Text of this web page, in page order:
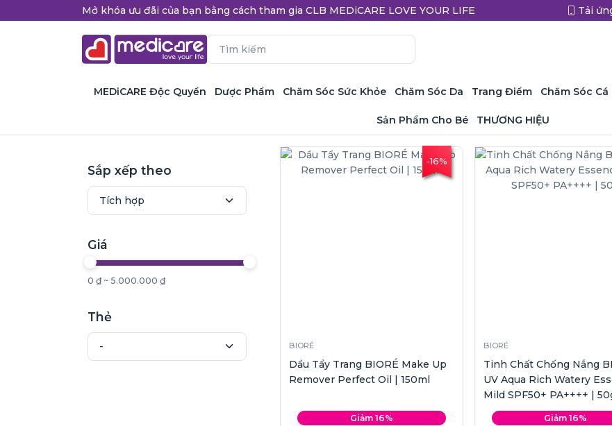
Mở khóa ưu đãi của bạn bằng cách tham gia CLB MEDiCARE LOVE YOUR LIFE Tải
MEDiCARE Độc Quyền Dược Phẩm Chăm Sóc Sức Khỏe Chăm Sóc Da Trang Điểm Chăm Sóc Cá
Sản Phẩm Cho Bé THƯƠNG HIỆU
Sắp xếp theo
Giá
0 ₫ ~ 5.000.000 ₫
Thẻ
-16%
BIORÉ
Dầu Tẩy Trang BIORÉ Make Up
Remover Perfect Oil | 150ml
Giảm 16%
BIORÉ
Tinh Chất Chống Nắng
UV Aqua Rich Watery
Mild SPF50+ PA++++ |
Giảm 16%